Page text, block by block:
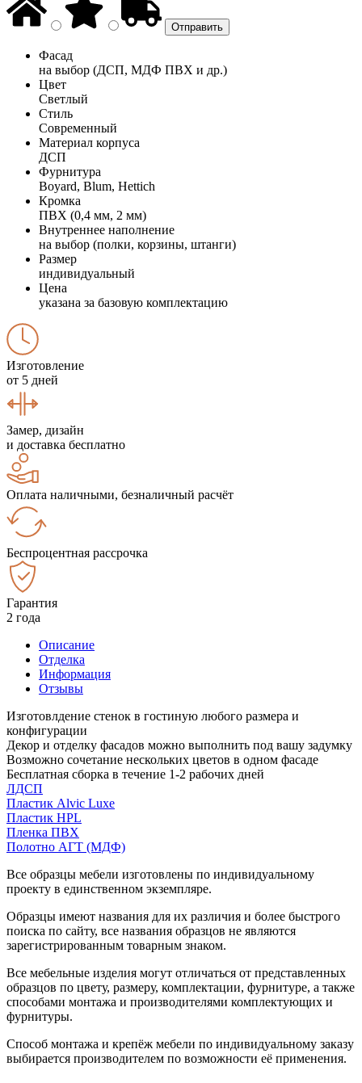
Фасад
на выбор (ДСП, МДФ ПВХ и др.)
Цвет
Светлый
Стиль
Современный
Материал корпуса
ДСП
Фурнитура
Boyard, Blum, Hettich
Кромка
ПВХ (0,4 мм, 2 мм)
Внутреннее наполнение
на выбор (полки, корзины, штанги)
Размер
индивидуальный
Цена
указана за базовую комплектацию
Изготовление
от 5 дней
Замер, дизайн
и доставка бесплатно
Оплата наличными, безналичный расчёт
Беспроцентная рассрочка
Гарантия
2 года
Описание
Отделка
Информация
Отзывы
Изготовлдение стенок в гостиную любого размера и
конфигурации
Декор и отделку фасадов можно выполнить под вашу задумку
Возможно сочетание нескольких цветов в одном фасаде
Бесплатная сборка в течение 1-2 рабочих дней
ЛДСП
Пластик Alvic Luxe
Пластик HPL
Пленка ПВХ
Полотно АГТ (МДФ)
Все образцы мебели изготовлены по индивидуальному
проекту в единственном экземпляре.
Образцы имеют названия для их различия и более быстрого
поиска по сайту, все названия образцов не являются
зарегистрированным товарным знаком.
Все мебельные изделия могут отличаться от представленных
образцов по цвету, размеру, комплектации, фурнитуре, а также
способами монтажа и производителями комплектующих и
фурнитуры.
Способ монтажа и крепёж мебели по индивидуальному заказу
выбирается производителем по возможности её применения.